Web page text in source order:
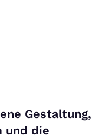
Gestaltung,
und die